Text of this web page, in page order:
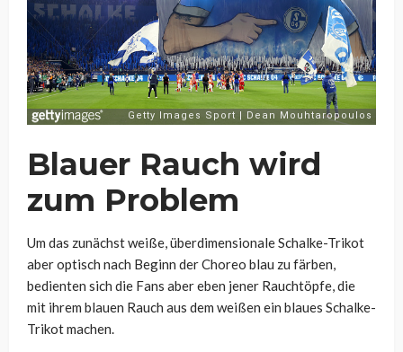
Blauer Rauch wird
zum Problem
Um das zunächst weiße, überdimensionale Schalke-Trikot
aber optisch nach Beginn der Choreo blau zu färben,
bedienten sich die Fans aber eben jener Rauchtöpfe, die
mit ihrem blauen Rauch aus dem weißen ein blaues Schalke-
Trikot machen.